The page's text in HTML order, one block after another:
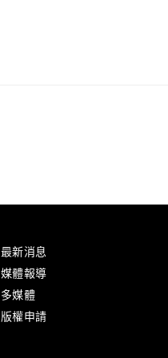
最新消息
媒體報導
多媒體
版權申請